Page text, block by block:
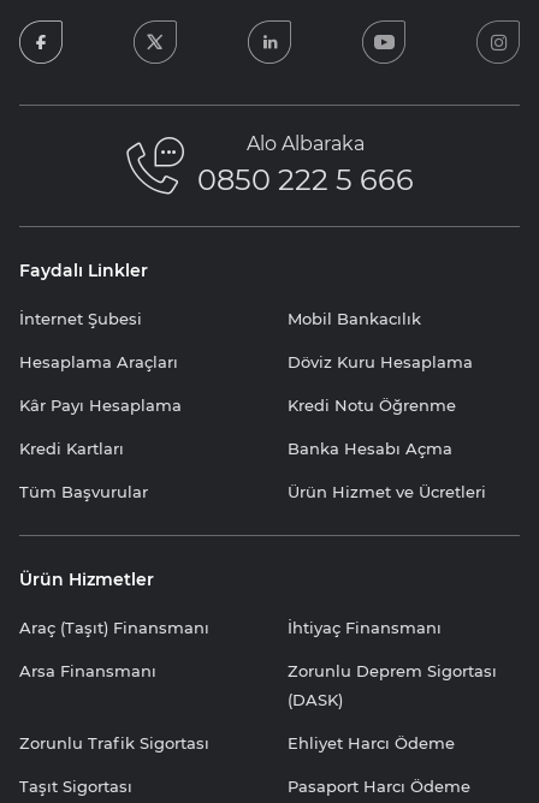
facebook
Alo Albaraka
0850 222 5 666
Faydalı Linkler
İnternet Şubesi Mobil Bankacılık
Hesaplama Araçları Döviz Kuru Hesaplama
Kâr Payı Hesaplama Kredi Notu Öğrenme
Kredi Kartları Banka Hesabı Açma
Tüm Başvurular Ürün Hizmet ve Ücretleri
Ürün Hizmetler
Araç (Taşıt) Finansmanı İhtiyaç Finansmanı
Arsa Finansmanı
Zorunlu Deprem Sigortası
(DASK)
Zorunlu Trafik Sigortası Ehliyet Harcı Ödeme
Taşıt Sigortası Pasaport Harcı Ödeme